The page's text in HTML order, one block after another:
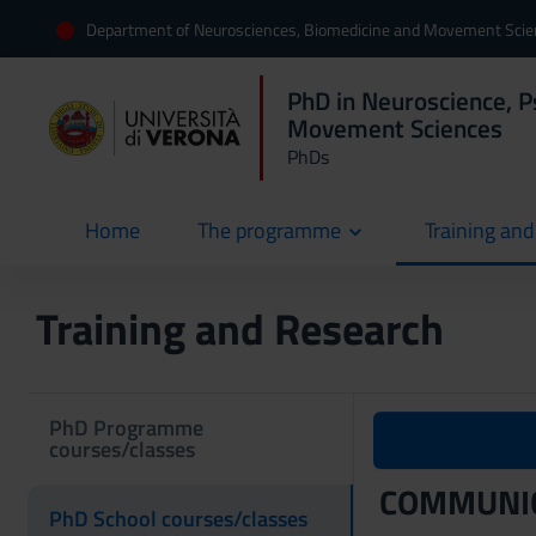
Department of Neurosciences, Biomedicine and Movement
PhD in Neuroscience,
Movement Sciences
PhDs
Home
current The programme Training
Training and Research
PhD Programme
courses/classes
PhD School courses/classes